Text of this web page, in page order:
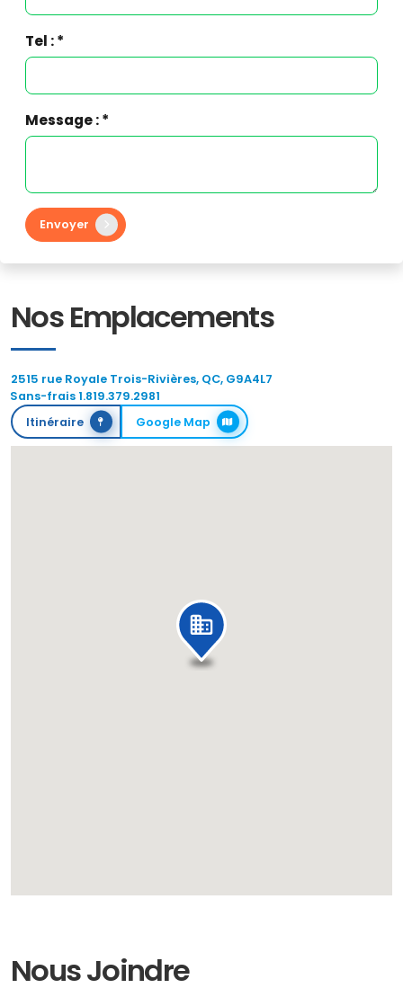
Tel : *
Message : *
Envoyer
Nos Emplacements
2515 rue Royale Trois-Rivières, QC, G9A4L7
Sans-frais 1.819.379.2981
Itinéraire
Google Map
Nous Joindre